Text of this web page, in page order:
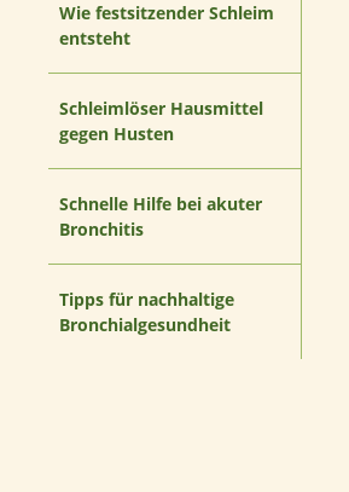
Wie festsitzender Schleim
entsteht
Schleimlöser Hausmittel
gegen Husten
Schnelle Hilfe bei akuter
Bronchitis
Tipps für nachhaltige
Bronchialgesundheit